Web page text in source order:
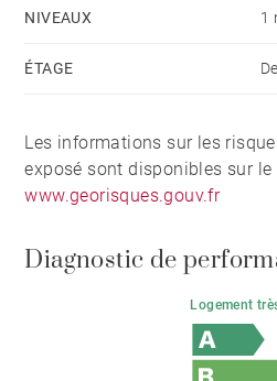
NIVEAUX 1
ÉTAGE
Les informations sur les
exposé sont disponibles sur le
www.georisques.gouv.fr
Diagnostic de
Logement